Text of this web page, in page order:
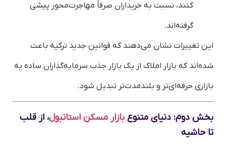
کنند، نسبت به خریداران صرفاً مهاجرت‌محور پیشی
گرفته‌اند.
این تغییرات نشان می‌دهند که قوانین جدید ترکیه باعث
شده‌اند که بازار املاک از یک بازار جذب سرمایه‌گذاران ساده به
بازاری حرفه‌ای‌تر و بلندمدت‌تر تبدیل شود.
بخش دوم: دنیای متنوع بازار مسکن استانبول، از قلب
تا حاشیه